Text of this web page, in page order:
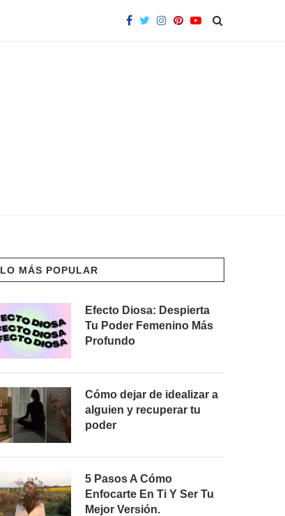
LO MÁS POPULAR
Efecto Diosa: Despierta
Tu Poder Femenino Más
Profundo
Cómo dejar de idealizar a
alguien y recuperar tu
poder
5 Pasos A Cómo
Enfocarte En Ti Y Ser Tu
Mejor Versión.